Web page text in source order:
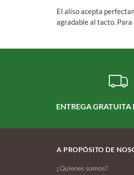
El aliso acepta
agradable al tacto.
ENTREGA GRATUITA
A PROPÓSITO DE
¿Quienes somos?